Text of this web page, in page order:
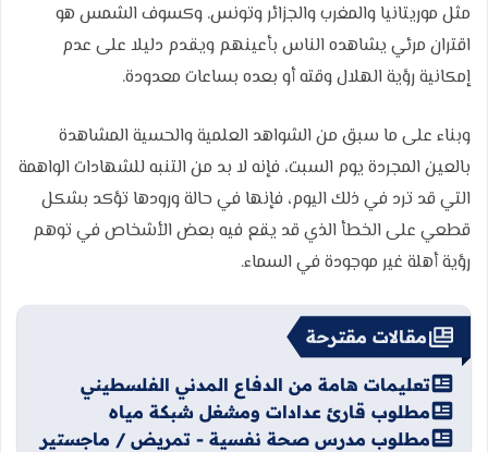
مثل موريتانيا والمغرب والجزائر وتونس. وكسوف الشمس هو
اقتران مرئي يشاهده الناس بأعينهم ويقدم دليلا على عدم
إمكانية رؤية الهلال وقته أو بعده بساعات معدودة.
وبناء على ما سبق من الشواهد العلمية والحسية المشاهدة
بالعين المجردة يوم السبت، فإنه لا بد من التنبه للشهادات الواهمة
التي قد ترد في ذلك اليوم، فإنها في حالة ورودها تؤكد بشكل
قطعي على الخطأ الذي قد يقع فيه بعض الأشخاص في توهم
رؤية أهلة غير موجودة في السماء.
مقالات مقترحة
تعليمات هامة من الدفاع المدني الفلسطيني
مطلوب قارئ عدادات ومشغل شبكة مياه
مطلوب مدرس صحة نفسية - تمريض / ماجستير